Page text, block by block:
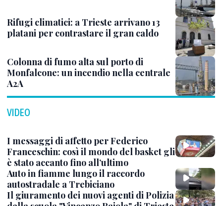
Rifugi climatici: a Trieste arrivano 13
platani per contrastare il gran caldo
Colonna di fumo alta sul porto di
Monfalcone: un incendio nella centrale
A2A
VIDEO
I messaggi di affetto per Federico
Franceschin: così il mondo del basket gli
è stato accanto fino all’ultimo
Auto in fiamme lungo il raccordo
autostradale a Trebiciano
Il giuramento dei nuovi agenti di Polizia